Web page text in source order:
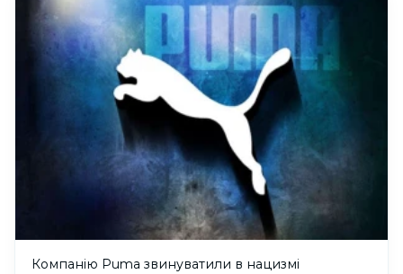
Компанію Puma звинуватили в нацизмі